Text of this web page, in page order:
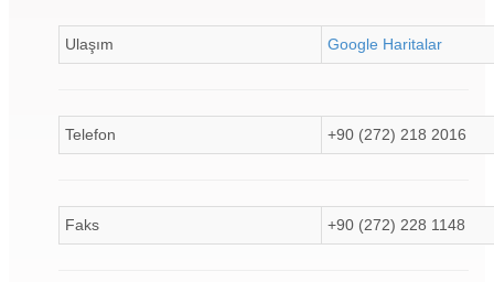
Ulaşım Google Haritalar
Telefon +90 (272) 218 2016
Faks +90 (272) 228 1148